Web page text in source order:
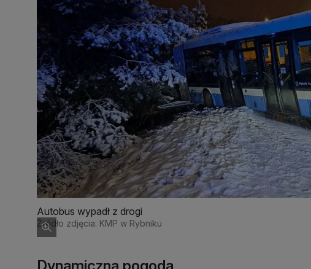
Autobus wypadł z drogi
Źródło zdjęcia: KMP w Rybniku